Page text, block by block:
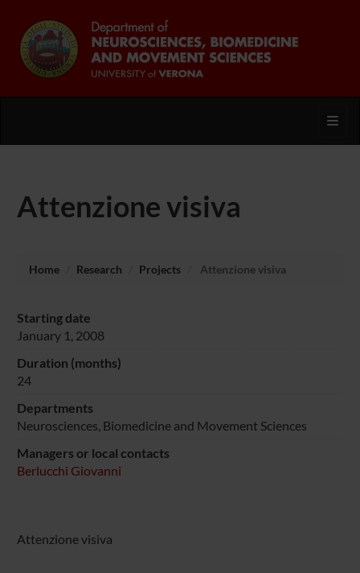
Attenzione visiva
Home Research Projects Attenzione visiva
Starting date
January 1, 2008
Duration (months)
24
Departments
Neurosciences, Biomedicine and Movement Sciences
Managers or local contacts
Berlucchi Giovanni
Attenzione visiva